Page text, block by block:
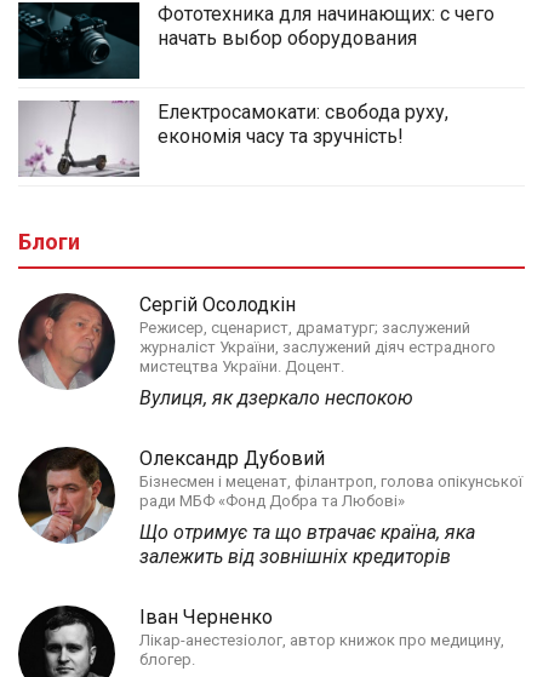
Фототехника для начинающих: с чего
начать выбор оборудования
Електросамокати: свобода руху,
економія часу та зручність!
Блоги
Сергій Осолодкін
Режисер, сценарист, драматург; заслужений
журналіст України, заслужений діяч естрадного
мистецтва України. Доцент.
Вулиця, як дзеркало неспокою
Олександр Дубовий
Бізнесмен і меценат, філантроп, голова опікунської
ради МБФ «Фонд Добра та Любові»
Що отримує та що втрачає країна, яка
залежить від зовнішніх кредиторів
Іван Черненко
Лікар-анестезіолог, автор книжок про медицину,
блогер.